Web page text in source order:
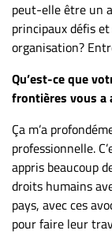
propos
Infolettre
S’abonner
FAQ
Politique de
confidentialité
peut-elle être un
principaux défis
organisation?
Qu’est-ce que
frontières vous a
Ça m’a
professionnelle.
appris beaucoup
droits humains
pays, avec ces
pour faire leur